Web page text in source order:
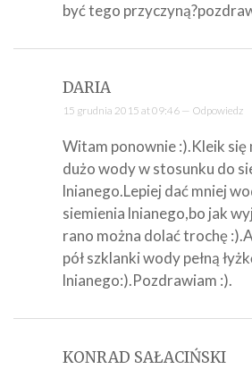
być tego
DARIA
15 grudnia 2015 at 09:46 — Odpowiedz
Witam ponownie :).Kleik się
dużo wody w stosunku do
lnianego.Lepiej dać mniej
siemienia lnianego,bo jak
rano można dolać trochę
pół szklanki wody pełną
lnianego:).Pozdrawiam :).
KONRAD SAŁACIŃSKI